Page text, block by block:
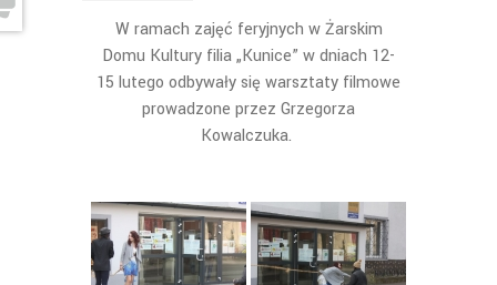
W ramach zajęć feryjnych w Żarskim
Domu Kultury filia „Kunice” w dniach 12-
15 lutego odbywały się warsztaty filmowe
prowadzone przez Grzegorza
Kowalczuka.